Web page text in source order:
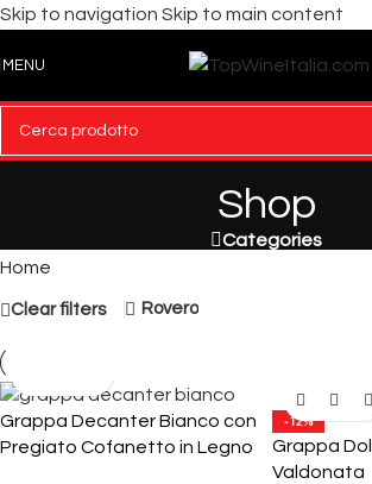
Skip to navigation Skip to main content
MENU
Shop
Categories
Home
Clear filters Rovero
Grappa Decanter Bianco con
Pregiato Cofanetto in Legno
-12%
Grappa
Valdonata